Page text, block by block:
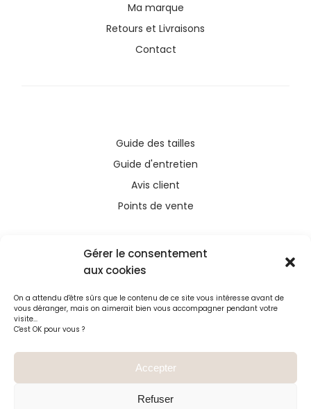
Gérer le consentement
aux cookies
On a attendu d'être sûrs que le contenu de ce site vous intéresse avant de
vous déranger, mais on aimerait bien vous accompagner pendant votre
visite...
C'est OK pour vous ?
Accepter
Refuser
Ma marque
Retours et Livraisons
Contact
Guide des tailles
Guide d'entretien
Avis client
Points de vente
UE), dans le cadre de la réponse de l’Union
européenne à la pandémie COVID-19. L’Europe
s’engage à La Réunion